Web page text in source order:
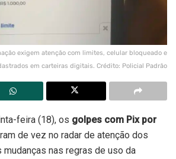
exigem atenção com limites, celular bloqueado e
em carteiras digitais. Crédito: Policial Padrão
feira (18), os golpes com Pix por
de vez no radar de atenção dos
nas regras de uso da